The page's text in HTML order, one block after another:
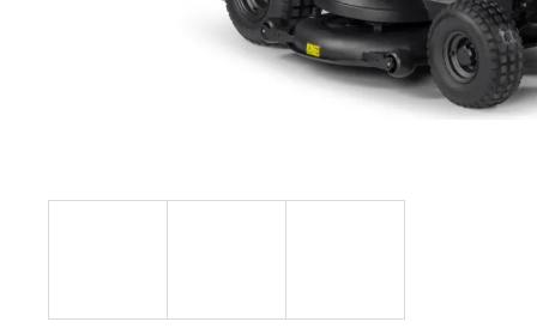
5132002593